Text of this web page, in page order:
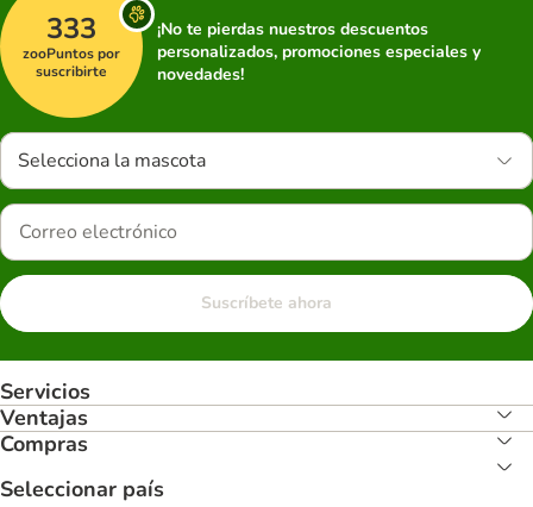
333
zooPuntos por
suscribirte
¡No te pierdas nuestros descuentos
personalizados, promociones especiales y
novedades!
Selecciona la mascota
Suscríbete ahora
Servicios
Ventajas
Compras
Seleccionar país